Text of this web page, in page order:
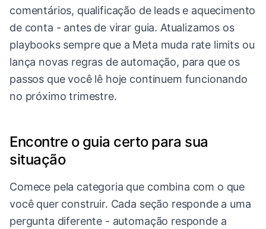
comentários, qualificação de leads e aquecimento
de conta - antes de virar guia. Atualizamos os
playbooks sempre que a Meta muda rate limits ou
lança novas regras de automação, para que os
passos que você lê hoje continuem funcionando
no próximo trimestre.
Encontre o guia certo para sua
situação
Comece pela categoria que combina com o que
você quer construir. Cada seção responde a uma
pergunta diferente - automação responde a